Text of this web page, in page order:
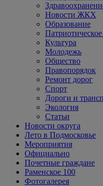
Новости ЖКХ
Образование
Культура
Молодежь
Общество
Правопорядок
Ремонт дорог
Спорт
Дороги и
Экология
Статьи
Новости округа
Лето в Подмосковье
Мероприятия
Официально
Почетные граждане
Раменское 100
Фотогалерея